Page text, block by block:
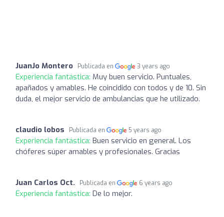
JuanJo Montero Publicada en 3 years ago
Experiencia fantástica: Muy buen servicio. Puntuales,
apañados y amables. He coincidido con todos y de 10. Sin
duda, el mejor servicio de ambulancias que he utilizado.
claudio lobos Publicada en 5 years ago
Experiencia fantástica: Buen servicio en general. Los
chóferes súper amables y profesionales. Gracias
Juan Carlos Oct. Publicada en 6 years ago
Experiencia fantástica: De lo mejor.